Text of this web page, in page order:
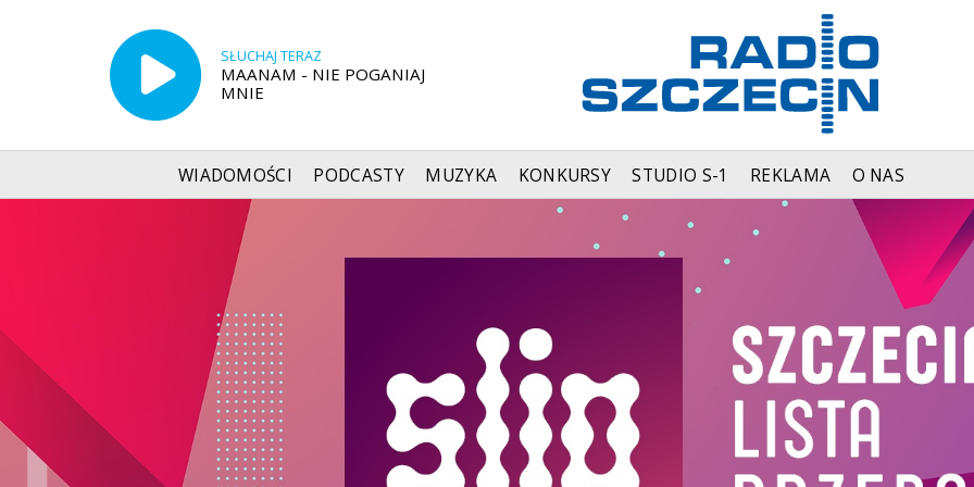
SŁUCHAJ TERAZ
MAANAM - NIE POGANIAJ
MNIE
WIADOMOŚCI PODCASTY MUZYKA KONKURSY STUDIO S-1 REKLAMA O NAS